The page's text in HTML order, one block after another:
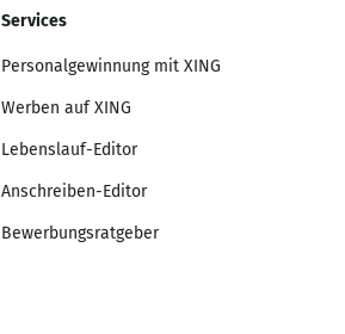
Services
Personalgewinnung mit XING
Werben auf XING
Lebenslauf-Editor
Anschreiben-Editor
Bewerbungsratgeber